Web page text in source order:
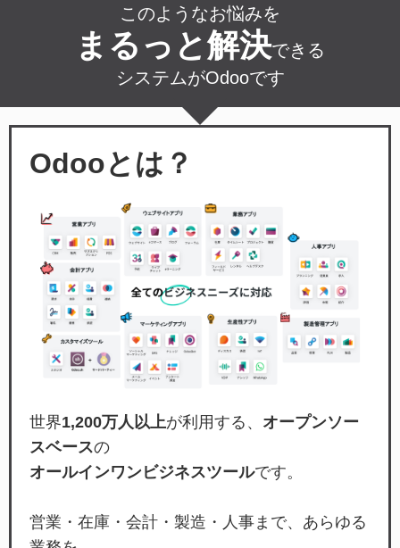
このようなお悩みを
まるっと解決できる
システムがOdooです
Odooとは？
世界1,200万人以上が利用する、 オープンソー
スベースの
オールインワンビジネスツールです。
営業・在庫・会計・製造・人事まで、あらゆる